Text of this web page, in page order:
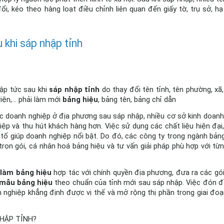
kéo theo hàng loạt điều chỉnh liên quan đến giấy tờ, trụ sở,
khi sáp nhập tỉnh
tức sau khi sáp nhập tỉnh do thay đổi tên tỉnh, tên phường,
phải làm mới bảng hiệu, bảng tên, bảng chỉ dẫn
nghiệp ở địa phương sau sáp nhập, nhiều cơ sở kinh
và thu hút khách hàng hơn. Việc sử dụng các chất liệu hiện
giúp doanh nghiệp nổi bật. Do đó, các công ty trong ngành
gói, cá nhân hoá bảng hiệu và tư vấn giải pháp phù hợp với
làm bảng hiệu hợp tác với chính quyền địa phương, đưa ra các
bảng hiệu theo chuẩn của tỉnh mới sau sáp nhập. Việc đón
khẳng định được vị thế và mở rộng thị phần trong giai
TỈNH?